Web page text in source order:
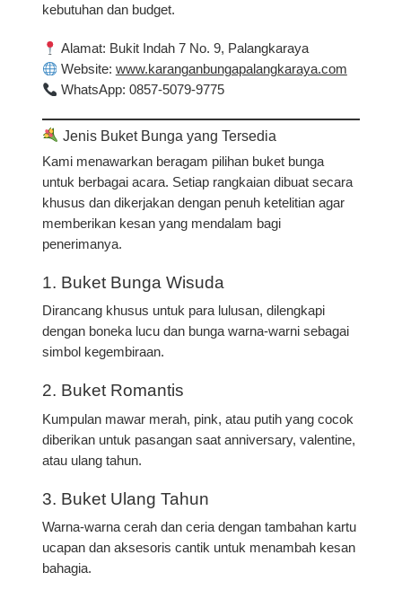
kebutuhan dan budget.
Alamat: Bukit Indah 7 No. 9, Palangkaraya
Website: www.karanganbungapalangkaraya.com
WhatsApp: 0857-5079-9775
Jenis Buket Bunga yang Tersedia
Kami menawarkan beragam pilihan buket bunga
untuk berbagai acara. Setiap rangkaian dibuat secara
khusus dan dikerjakan dengan penuh ketelitian agar
memberikan kesan yang mendalam bagi
penerimanya.
1. Buket Bunga Wisuda
Dirancang khusus untuk para lulusan, dilengkapi
dengan boneka lucu dan bunga warna-warni sebagai
simbol kegembiraan.
2. Buket Romantis
Kumpulan mawar merah, pink, atau putih yang cocok
diberikan untuk pasangan saat anniversary, valentine,
atau ulang tahun.
3. Buket Ulang Tahun
Warna-warna cerah dan ceria dengan tambahan kartu
ucapan dan aksesoris cantik untuk menambah kesan
bahagia.